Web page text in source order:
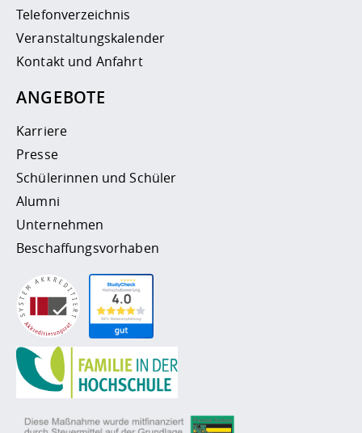
Telefonverzeichnis
Veranstaltungskalender
Kontakt und Anfahrt
ANGEBOTE
Karriere
Presse
Schülerinnen und Schüler
Alumni
Unternehmen
Beschaffungsvorhaben